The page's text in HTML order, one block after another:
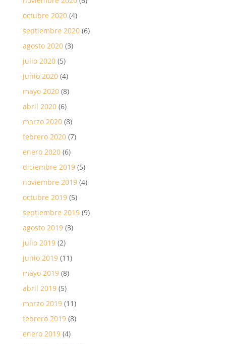
octubre 2020(4)
septiembre 2020(6)
agosto 2020(3)
julio 2020(5)
junio 2020(4)
mayo 2020(8)
abril 2020(6)
marzo 2020(8)
febrero 2020(7)
enero 2020(6)
diciembre 2019(5)
noviembre 2019(4)
octubre 2019(5)
septiembre 2019(9)
agosto 2019(3)
julio 2019(2)
junio 2019(11)
mayo 2019(8)
abril 2019(5)
marzo 2019(11)
febrero 2019(8)
enero 2019(4)